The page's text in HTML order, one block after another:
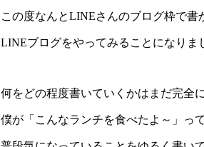
この度なんとLINEさんのブログ枠で
LINEブログをやってみることになりま
何をどの程度書いていくかはまだ完全
僕が「こんなランチを食べたよ～」っ